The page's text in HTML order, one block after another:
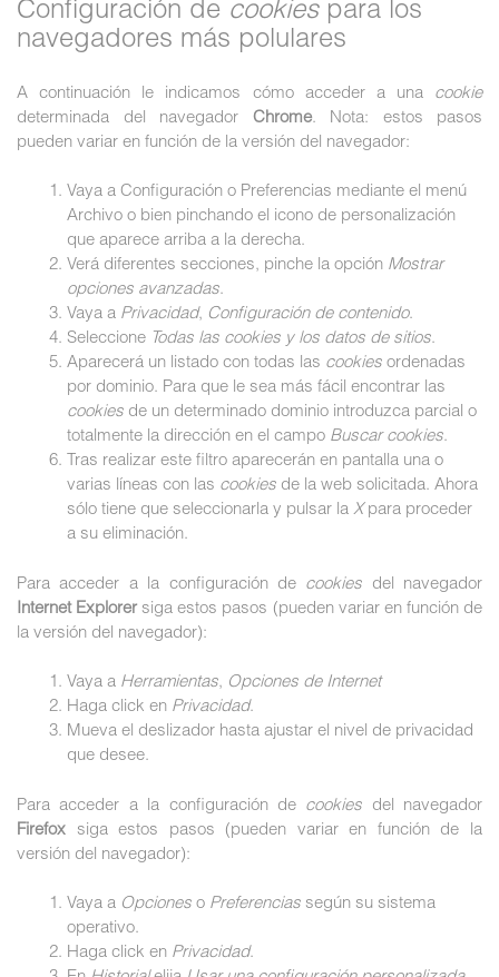
Configuración de cookiespara los
navegadores más polulares
A continuación le indicamos cómo acceder a una cookie
determinada del navegador Chrome. Nota: estos pasos
pueden variar en función de la versión del navegador:
Vaya a Configuración o Preferencias mediante el menú
Archivo o bien pinchando el icono de personalización
que aparece arriba a la derecha.
Verá diferentes secciones, pinche la opción Mostrar
opciones avanzadas.
Vaya a Privacidad, Configuración de contenido.
Seleccione Todas las cookies y los datos de sitios.
Aparecerá un listado con todas las cookies ordenadas
por dominio. Para que le sea más fácil encontrar las
cookies de un determinado dominio introduzca parcial o
totalmente la dirección en el campo Buscar cookies.
Tras realizar este filtro aparecerán en pantalla una o
varias líneas con las cookies de la web solicitada. Ahora
sólo tiene que seleccionarla y pulsar la Xpara proceder
a su eliminación.
Para acceder a la configuración de cookies del navegador
Internet Explorersiga estos pasos (pueden variar en función de
la versión del navegador):
Vaya a Herramientas, Opciones de Internet
Haga click en Privacidad.
Mueva el deslizador hasta ajustar el nivel de privacidad
que desee.
Para acceder a la configuración de cookies del navegador
Firefox siga estos pasos (pueden variar en función de la
versión del navegador):
Vaya a Opciones o Preferencias según su sistema
operativo.
Haga click en Privacidad.